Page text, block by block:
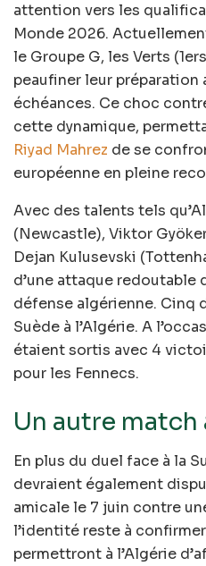
attention vers les
Monde 2026.
le Groupe G, les Verts
peaufiner leur préparation
échéances. Ce choc
cette dynamique,
Riyad Mahrez de se
européenne en pleine
Avec des talents tels
(Newcastle), Viktor
Dejan Kulusevski
d’une attaque redoutable
défense algérienne. Cinq
Suède à l’Algérie. A
étaient sortis avec 4
pour les Fennecs.
Un autre match
En plus du duel face à la
devraient également
amicale le 7 juin contre
l’identité reste à
permettront à l’Algérie